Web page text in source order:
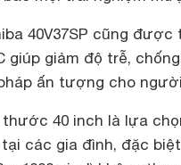
40V37SP cũng
giúp giảm độ trễ,
ấn tượng cho
thước 40 inch là lựa
các gia đình, đặc